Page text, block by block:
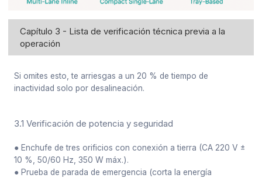
Capítulo 3 - Lista de verificación técnica previa a la
operación
Si omites esto, te arriesgas a un 20 % de tiempo de
inactividad solo por desalineación.
3.1 Verificación de potencia y seguridad
● Enchufe de tres orificios con conexión a tierra (CA 220 V ±
10 %, 50/60 Hz, 350 W máx.).
● Prueba de parada de emergencia (corta la energía